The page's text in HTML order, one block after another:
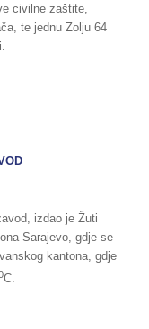
civilne zaštite,
te jednu Zolju 64
izdao je Žuti
Sarajevo, gdje se
kantona, gdje
C.